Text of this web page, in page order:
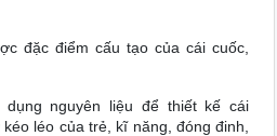
đặc điểm cấu tạo của cái cuốc,
nguyên liệu để thiết kế cái
léo của trẻ, kĩ năng, đóng đinh,